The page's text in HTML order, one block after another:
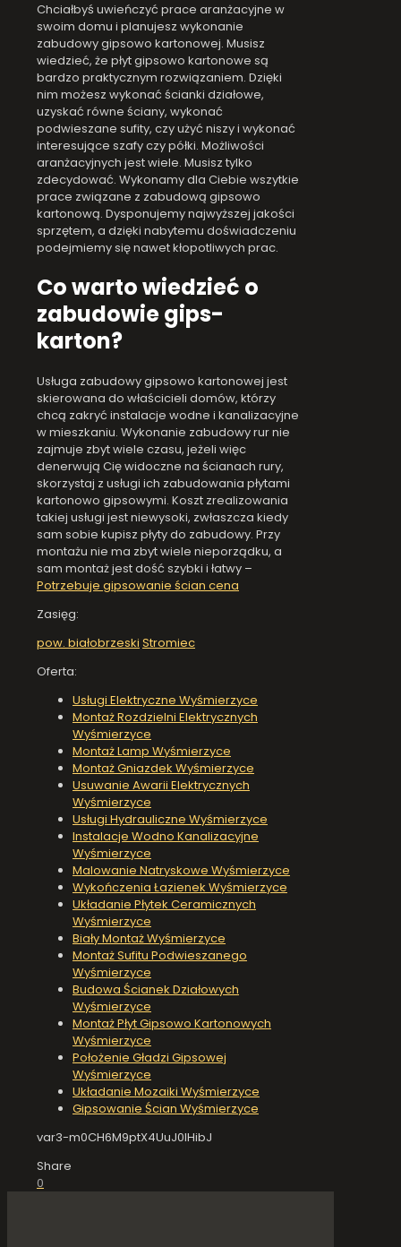
Chciałbyś uwieńczyć prace aranżacyjne w
swoim domu i planujesz wykonanie
zabudowy gipsowo kartonowej. Musisz
wiedzieć, że płyt gipsowo kartonowe są
bardzo praktycznym rozwiązaniem. Dzięki
nim możesz wykonać ścianki działowe,
uzyskać równe ściany, wykonać
podwieszane sufity, czy użyć niszy i wykonać
interesujące szafy czy półki. Możliwości
aranżacyjnych jest wiele. Musisz tylko
zdecydować. Wykonamy dla Ciebie wszytkie
prace związane z zabudową gipsowo
kartonową. Dysponujemy najwyższej jakości
sprzętem, a dzięki nabytemu doświadczeniu
podejmiemy się nawet kłopotliwych prac.
Co warto wiedzieć o
zabudowie gips-
karton?
Usługa zabudowy gipsowo kartonowej jest
skierowana do właścicieli domów, którzy
chcą zakryć instalacje wodne i kanalizacyjne
w mieszkaniu. Wykonanie zabudowy rur nie
zajmuje zbyt wiele czasu, jeżeli więc
denerwują Cię widoczne na ścianach rury,
skorzystaj z usługi ich zabudowania płytami
kartonowo gipsowymi. Koszt zrealizowania
takiej usługi jest niewysoki, zwłaszcza kiedy
sam sobie kupisz płyty do zabudowy. Przy
montażu nie ma zbyt wiele nieporządku, a
sam montaż jest dość szybki i łatwy –
Potrzebuje gipsowanie ścian cena
Zasięg:
pow. białobrzeski Stromiec
Oferta:
Usługi Elektryczne Wyśmierzyce
Montaż Rozdzielni Elektrycznych
Wyśmierzyce
Montaż Lamp Wyśmierzyce
Montaż Gniazdek Wyśmierzyce
Usuwanie Awarii Elektrycznych
Wyśmierzyce
Usługi Hydrauliczne Wyśmierzyce
Instalacje Wodno Kanalizacyjne
Wyśmierzyce
Malowanie Natryskowe Wyśmierzyce
Wykończenia Łazienek Wyśmierzyce
Układanie Płytek Ceramicznych
Wyśmierzyce
Biały Montaż Wyśmierzyce
Montaż Sufitu Podwieszanego
Wyśmierzyce
Budowa Ścianek Działowych
Wyśmierzyce
Montaż Płyt Gipsowo Kartonowych
Wyśmierzyce
Położenie Gładzi Gipsowej
Wyśmierzyce
Układanie Mozaiki Wyśmierzyce
Gipsowanie Ścian Wyśmierzyce
var3-m0CH6M9ptX4UuJ0IHibJ
Share
0